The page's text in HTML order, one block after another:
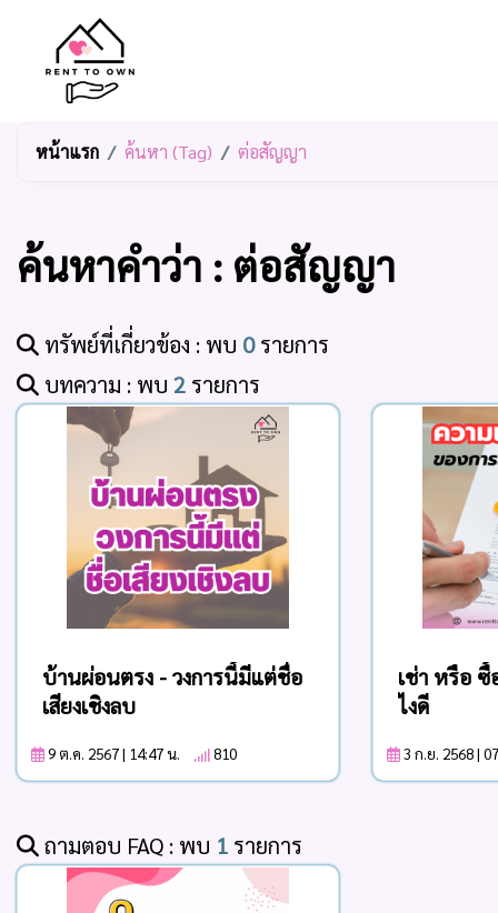
หน้าแรก ค้นหา (Tag) ต่อสัญญา
ค้นหาคำว่า : ต่อสัญญา
ทรัพย์ที่เกี่ยวข้อง : พบ 0รายการ
บทความ : พบ 2 รายการ
บ้านผ่อนตรง - วงการนี้มีแต่ชื่อ
เสียงเชิงลบ
9 ต.ค. 2567 | 14:47 น. 810
เช่า หรือ ซื้
ไงดี
3 ก.ย. 2568 |
ถามตอบ FAQ : พบ 1 รายการ